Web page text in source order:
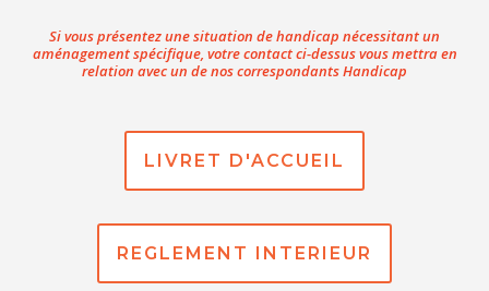
Si vous présentez une situation de handicap nécessitant un
aménagement spécifique, votre contact ci-dessus vous mettra en
relation avec un de nos correspondants Handicap
LIVRET D'ACCUEIL
REGLEMENT INTERIEUR